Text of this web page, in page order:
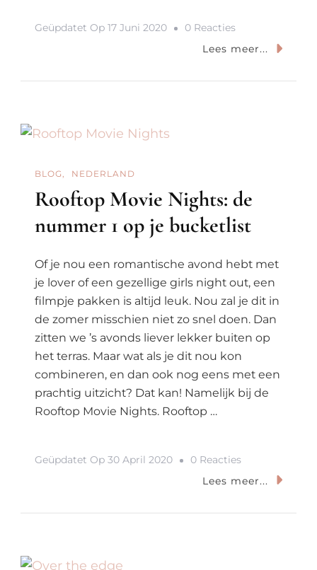
Geüpdatet Op 17 Juni 2020 0 ReactiesOp
De
Lees meer...
BLOG NEDERLAND
Rooftop Movie Nights: de
nummer 1 op je bucketlist
Of je nou een romantische avond hebt met
je lover of een gezellige girls night out, een
filmpje pakken is altijd leuk. Nou zal je dit in
de zomer misschien niet zo snel doen. Dan
zitten we ’s avonds liever lekker buiten op
het terras. Maar wat als je dit nou kon
combineren, en dan ook nog eens met een
prachtig uitzicht? Dat kan! Namelijk bij de
Rooftop Movie Nights. Rooftop …
Geüpdatet Op 30 April 2020 0 ReactiesOp
Rooftop
Lees meer...